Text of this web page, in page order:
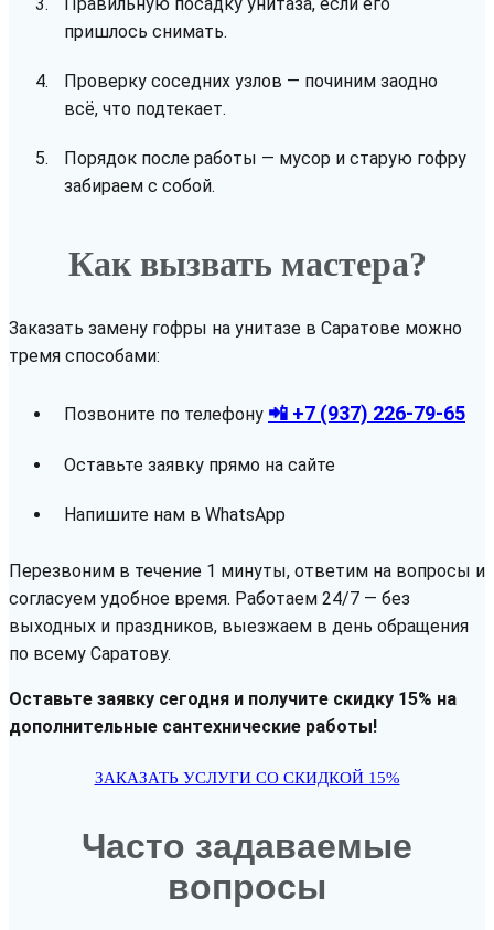
Правильную посадку унитаза, если его
пришлось снимать.
Проверку соседних узлов — починим заодно
всё, что подтекает.
Порядок после работы — мусор и старую гофру
забираем с собой.
Как вызвать мастера?
Заказать замену гофры на унитазе в Саратове можно
тремя способами:
Позвоните по телефону 📲 +7 (937) 226-79-65
Оставьте заявку прямо на сайте
Напишите нам в WhatsApp
Перезвоним в течение 1 минуты, ответим на вопросы и
согласуем удобное время. Работаем 24/7 — без
выходных и праздников, выезжаем в день обращения
по всему Саратову.
Оставьте заявку сегодня и получите скидку 15% на
дополнительные сантехнические работы!
ЗАКАЗАТЬ УСЛУГИ СО СКИДКОЙ 15%
Часто задаваемые
вопросы